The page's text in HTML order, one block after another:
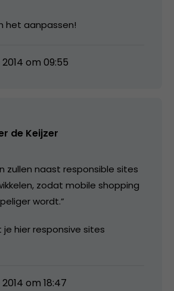
het aanpassen!
om 09:55
de Keijzer
zullen naast responsible sites
zodat mobile shopping
wordt.”
hier responsive sites
om 18:47